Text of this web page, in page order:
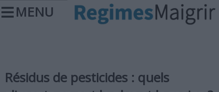
MENU
Résidus de pesticides : quels